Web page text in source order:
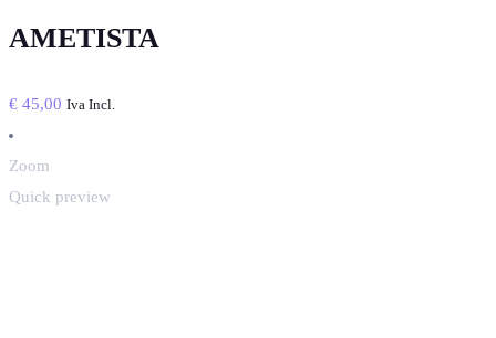
AMETISTA
€ 45,00 Iva Incl.
Zoom
Quick preview